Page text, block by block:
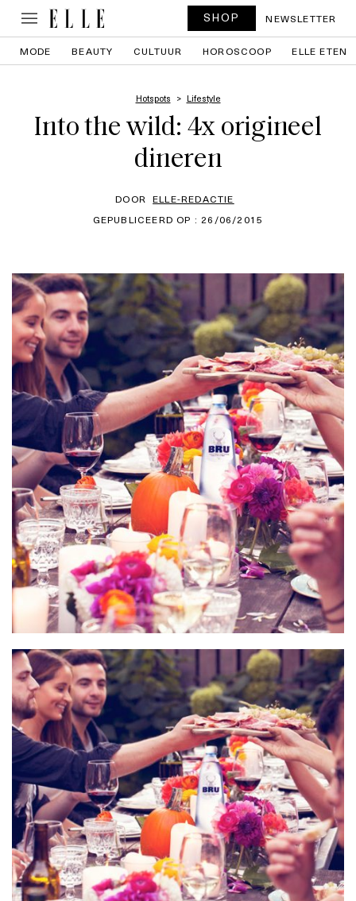
SHOP NEWSLETTER
MODE BEAUTY CULTUUR HOROSCOOP ELLE ETEN
Hotspots Lifestyle
Into the wild: 4x origineel
dineren
DOOR ELLE-REDACTIE
GEPUBLICEERD OP : 26/06/2015